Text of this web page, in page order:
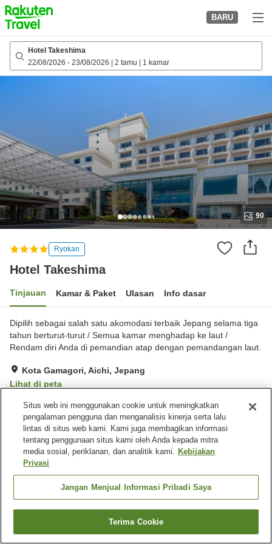
to
top
page
BARU
Hotel Takeshima
22/08/2026 - 23/08/2026 2 tamu 1 kamar
90
Ryokan
Hotel Takeshima
Tinjauan Kamar & Paket Ulasan Info dasar
Dipilih sebagai salah satu akomodasi terbaik Jepang selama tiga
tahun berturut-turut / Semua kamar menghadap ke laut /
Rendam diri Anda di pemandian atap dengan pemandangan laut.
Kota Gamagori, Aichi, Jepang
Lihat di peta
Sangat baik Ulasan: 301
Fasilitas properti
Tempat parkir
Sauna
Spa / Salon kecantikan
Beranda Jepang Aichi Kota Gamagori Hotel Takeshima
Cari kamar
Situs web ini menggunakan cookie untuk meningkatkan
pengalaman pengguna dan menganalisis kinerja serta lalu
lintas di situs web kami. Kami juga membagikan informasi
tentang penggunaan situs kami oleh Anda kepada mitra
media sosial, periklanan, dan analitik kami. Kebijakan
Privasi
Jangan Menjual Informasi Pribadi Saya
Terima Cookie